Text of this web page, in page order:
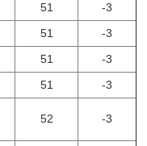
51
-3
51
-3
51
-3
51
-3
52 -3